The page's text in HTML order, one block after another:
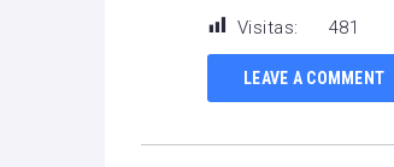
Visitas: 481
LEAVE A COMMENT